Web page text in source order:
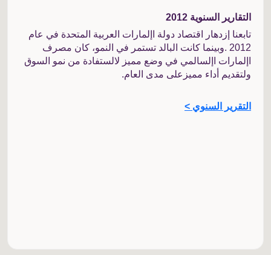
التقارير السنوية 2012
تابعنا إزدهار اقتصاد دولة اإلمارات العربية المتحدة في عام
2012 .وبينما كانت البالد تستمر في النمو، كان مصرف
اإلمارات اإلسالمي في وضع مميز لالستفادة من نمو السوق
ولتقديم أداء مميزعلى مدى العام.
التقرير السنوي >